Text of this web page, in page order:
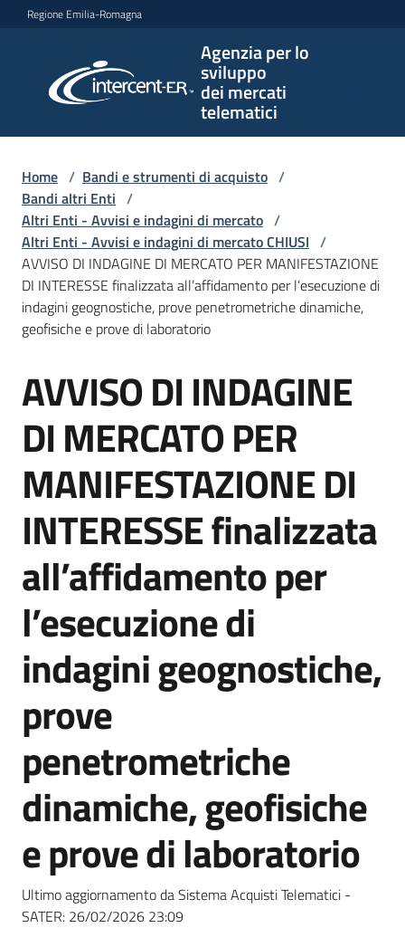
Vai al contenuto
Vai alla navigazione
Vai al footer
Regione Emilia-Romagna
Agenzia per lo
sviluppo
dei mercati
telematici
per lo
sviluppo
telematici
L'Agenzia
Bandi
strumenti
di
Supporto
Piattaforme
telematiche
English
site
Seguici
su
Home / Bandi e strumenti di acquisto /
Bandi altri Enti /
Altri Enti - Avvisi e indagini di mercato /
Altri Enti - Avvisi e indagini di mercato CHIUSI /
AVVISO DI INDAGINE DI MERCATO PER MANIFESTAZIONE
DI INTERESSE finalizzata all’affidamento per l’esecuzione di
indagini geognostiche, prove penetrometriche dinamiche,
geofisiche e prove di laboratorio
Salta al contenuto
AVVISO DI INDAGINE
DI MERCATO PER
MANIFESTAZIONE DI
INTERESSE finalizzata
all’affidamento per
l’esecuzione di
indagini geognostiche,
prove
penetrometriche
dinamiche, geofisiche
e prove di laboratorio
Ultimo aggiornamento da Sistema Acquisti Telematici -
SATER: 26/02/2026 23:09